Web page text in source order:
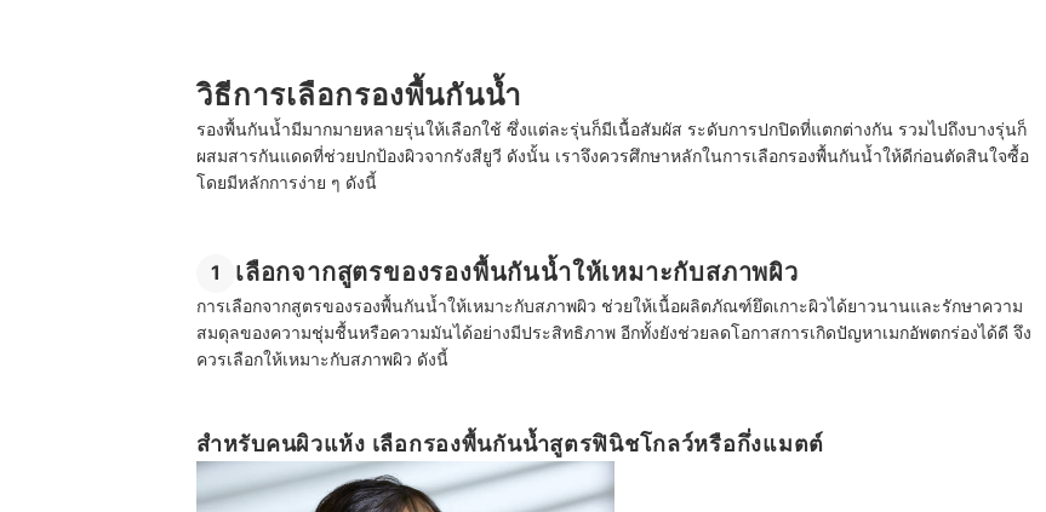
วิธีการเลือกรองพื้นกันน้ำ
รองพื้นกันน้ำมีมากมายหลายรุ่นให้เลือกใช้ ซึ่งแต่ละรุ่นก็มีเนื้อสัมผัส ระดับการปกปิดที่แตกต่างกัน รวมไปถึงบางรุ่นก็
ผสมสารกันแดดที่ช่วยปกป้องผิวจากรังสียูวี ดังนั้น เราจึงควรศึกษาหลักในการเลือกรองพื้นกันน้ำให้ดีก่อนตัดสินใจซื้อ
โดยมีหลักการง่าย ๆ ดังนี้
1 เลือกจากสูตรของรองพื้นกันน้ำให้เหมาะกับสภาพผิว
การเลือกจากสูตรของรองพื้นกันน้ำให้เหมาะกับสภาพผิว ช่วยให้เนื้อผลิตภัณฑ์ยึดเกาะผิวได้ยาวนานและรักษาความ
สมดุลของความชุ่มชื้นหรือความมันได้อย่างมีประสิทธิภาพ อีกทั้งยังช่วยลดโอกาสการเกิดปัญหาเมกอัพตกร่องได้ดี จึง
ควรเลือกให้เหมาะกับสภาพผิว ดังนี้
สำหรับคนผิวแห้ง เลือกรองพื้นกันน้ำสูตรฟินิชโกลว์หรือกึ่งแมตต์